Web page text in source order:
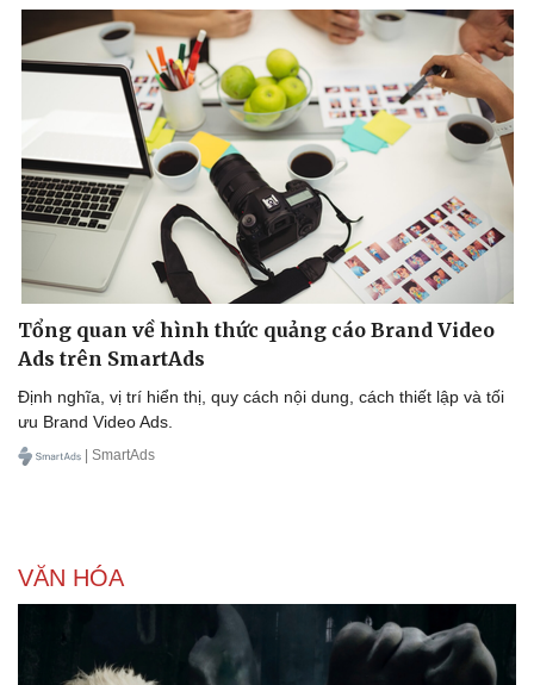
Doanh nghiệp
Thông tin doanh nghiệp
Doanh nghiệp 24h
Doanh nhân
Vì cộng đồng
Công nghệ
Sành điệu
Tin Công nghệ
Trải nghiệm
Chuyển đổi số
Tổng quan về hình thức quảng cáo Brand Video
Ads trên SmartAds
Định nghĩa, vị trí hiển thị, quy cách nội dung, cách thiết lập và tối
ưu Brand Video Ads.
| SmartAds
VĂN HÓA